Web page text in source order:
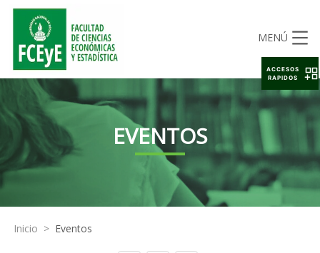
MENÚ
EVENTOS
Inicio > Eventos
ACCESOS
RAPIDOS